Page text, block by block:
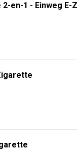
en-1 - Einweg